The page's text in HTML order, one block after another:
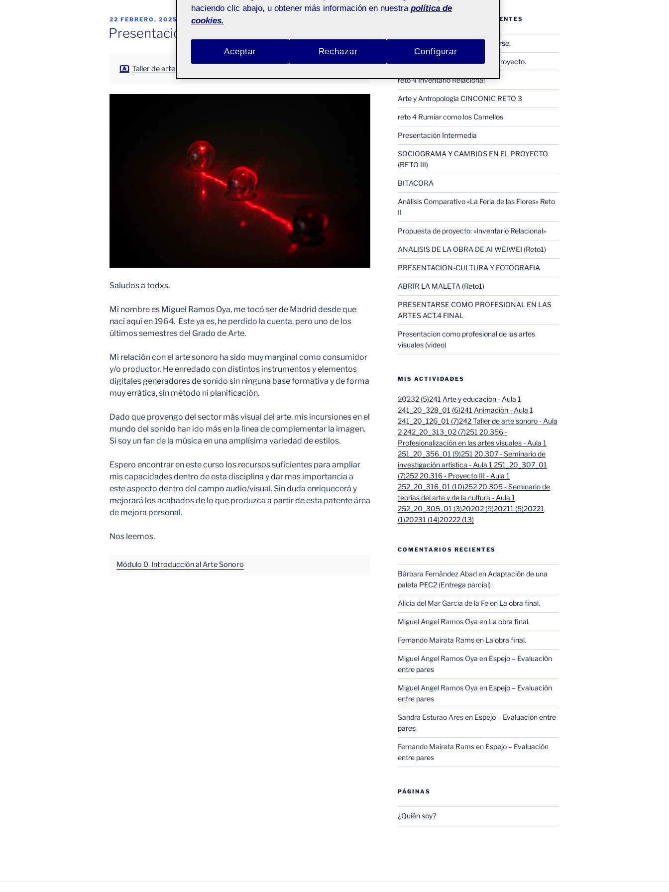
PUBLICADO
EL
22 FEBRERO, 2025
Presentación Arte Sonoro
Taller de arte sonoro - Aula 2
Saludos a todxs.
Mi nombre es Miguel Ramos Oya, me tocó ser de Madrid desde que
nací aquí en 1964. Este ya es, he perdido la cuenta, pero uno de los
últimos semestres del Grado de Arte.
Mi relación con el arte sonoro ha sido muy marginal como consumidor
y/o productor. He enredado con distintos instrumentos y elementos
digitales generadores de sonido sin ninguna base formativa y de forma
muy errática, sin método ni planificación.
Dado que provengo del sector más visual del arte, mis incursiones en el
mundo del sonido han ido más en la línea de complementar la imagen.
Si soy un fan de la música en una amplísima variedad de estilos.
Espero encontrar en este curso los recursos suficientes para ampliar
mis capacidades dentro de esta disciplina y dar mas importancia a
este aspecto dentro del campo audio/visual. Sin duda enriquecerá y
mejorará los acabados de lo que produzca a partir de esta patente área
de mejora personal.
Nos leemos.
Módulo 0. Introducción al Arte Sonoro
ACTIFOLIO ENTRADAS RECIENTES
Proyectos III : Observar y reflejarse.
Proyecto III : Memoria Final de Proyecto.
reto 4 Inventario Relacional
Arte y Antropología CINCONIC RETO 3
reto 4 Rumiar como los Camellos
Presentación Intermedia
SOCIOGRAMA Y CAMBIOS EN EL PROYECTO
(RETO III)
BITACORA
Análisis Comparativo «La Feria de las Flores» Reto
II
Propuesta de proyecto: «Inventario Relacional»
ANALISIS DE LA OBRA DE AI WEIWEI (Reto1)
PRESENTACION-CULTURA Y FOTOGRAFIA
ABRIR LA MALETA (Reto1)
PRESENTARSE COMO PROFESIONAL EN LAS
ARTES ACT.4 FINAL
Presentacion como profesional de las artes
visuales (video)
MIS ACTIVIDADES
20232 (5)241 Arte y educación - Aula 1
241_20_328_01 (6)241 Animación - Aula 1
241_20_126_01 (7)242 Taller de arte sonoro - Aula
2 242_20_313_02 (7)251 20.356 -
Profesionalización en las artes visuales - Aula 1
251_20_356_01 (9)251 20.307 - Seminario de
investigación artística - Aula 1 251_20_307_01
(7)252 20.316 - Proyecto III - Aula 1
252_20_316_01 (10)252 20.305 - Seminario de
teorías del arte y de la cultura - Aula 1
252_20_305_01 (3)20202 (9)20211 (5)20221
(1)20231 (14)20222 (13)
COMENTARIOS RECIENTES
Bárbara Fernández Abaden Adaptación de una
paleta PEC2 (Entrega parcial)
Alicia del Mar García de la Feen La obra final.
Miguel Angel Ramos Oya en La obra final.
Fernando Mairata Ramsen La obra final.
Miguel Angel Ramos Oya en Espejo – Evaluación
entre pares
Miguel Angel Ramos Oya en Espejo – Evaluación
entre pares
Sandra Esturao Aresen Espejo – Evaluación entre
pares
Fernando Mairata Ramsen Espejo – Evaluación
entre pares
PÁGINAS
¿Quién soy?
haciendo clic abajo, u obtener más información en nuestra política de
cookies.
Rechazar
Aceptar Configurar